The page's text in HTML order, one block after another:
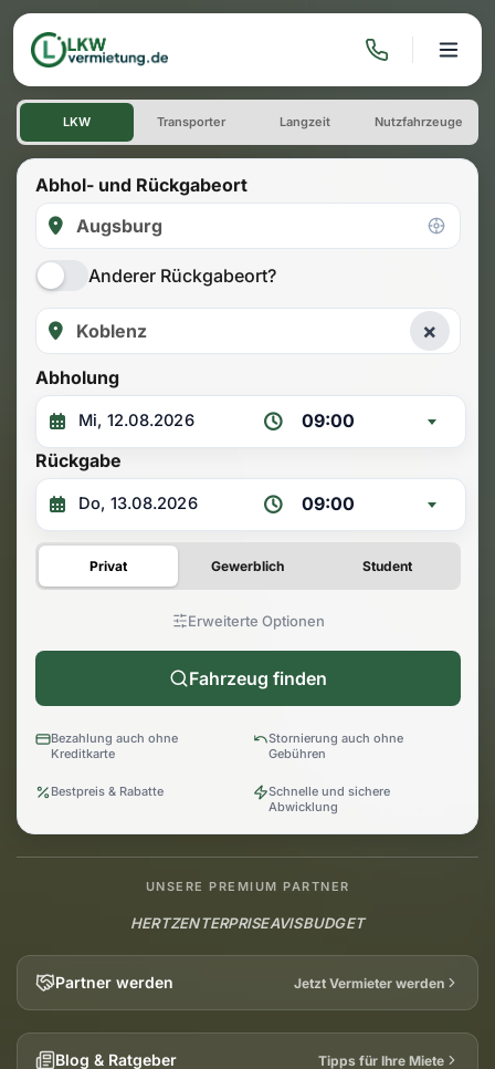
LKW mieten: Einwegmiete
LKW Transporter Langzeit Nutzfahrzeuge
Abhol- und Rückgabeort
Anderer Rückgabeort?
×
Abholung
09:00
Rückgabe
09:00
Privat Gewerblich Student
Erweiterte Optionen
Fahrzeug finden
Bezahlung auch ohne
Kreditkarte
Stornierung auch ohne
Gebühren
Bestpreis & Rabatte
Schnelle und sichere
Abwicklung
UNSERE PREMIUM PARTNER
HERTZENTERPRISEAVISBUDGET
Partner werden Jetzt Vermieter werden
Blog & Ratgeber Tipps für Ihre Miete